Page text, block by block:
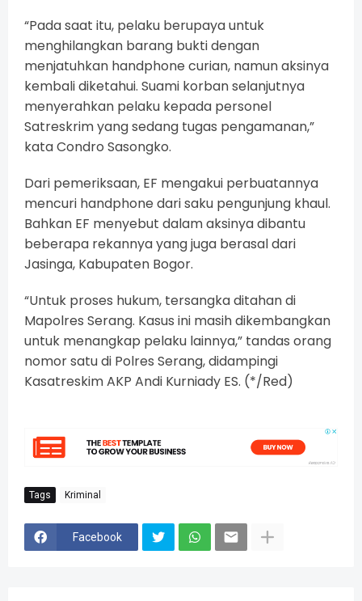
“Pada saat itu, pelaku berupaya untuk
menghilangkan barang bukti dengan
menjatuhkan handphone curian, namun aksinya
kembali diketahui. Suami korban selanjutnya
menyerahkan pelaku kepada personel
Satreskrim yang sedang tugas pengamanan,”
kata Condro Sasongko.
Dari pemeriksaan, EF mengakui perbuatannya
mencuri handphone dari saku pengunjung khaul.
Bahkan EF menyebut dalam aksinya dibantu
beberapa rekannya yang juga berasal dari
Jasinga, Kabupaten Bogor.
“Untuk proses hukum, tersangka ditahan di
Mapolres Serang. Kasus ini masih dikembangkan
untuk menangkap pelaku lainnya,” tandas orang
nomor satu di Polres Serang, didampingi
Kasatreskim AKP Andi Kurniady ES. (*/Red)
Tags Kriminal
Facebook